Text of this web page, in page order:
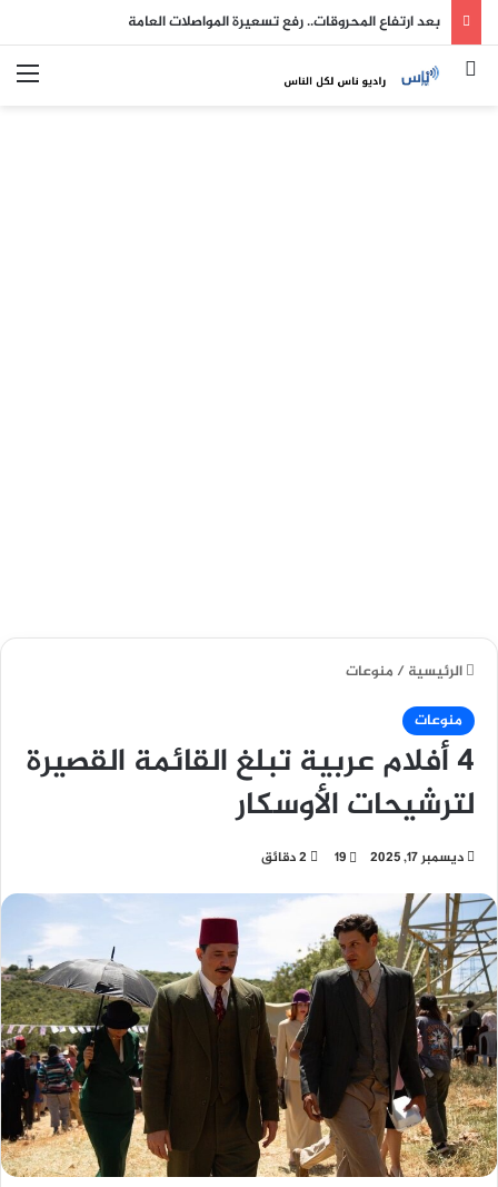
بعد ارتفاع المحروقات.. رفع تسعيرة المواصلات العامة
بحث عن
الرئيسية/منوعات
منوعات
4 أفلام عربية تبلغ القائمة القصيرة
لترشيحات الأوسكار
ديسمبر 17, 2025 19